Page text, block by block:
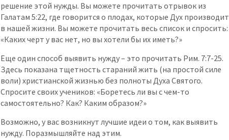
решение этой нужды. Вы можете прочитать отрывок из
Галатам 5:22, где говорится о плодах, которые Дух производит
в нашей жизни. Вы можете прочитать весь список и спросить:
«Каких черт у вас нет, но вы хотели бы их иметь?»
Еще один способ выявить нужду – это прочитать Рим. 7:7-25.
Здесь показана тщетность стараний жить (на простой силе
воли) христианской жизнью без полноты Духа Святого.
Спросите своих учеников: «Боретесь ли вы с чем-то
самостоятельно? Как? Каким образом?»
Возможно, у вас возникнут лучшие идеи о том, как выявить
нужду. Поразмышляйте над этим.